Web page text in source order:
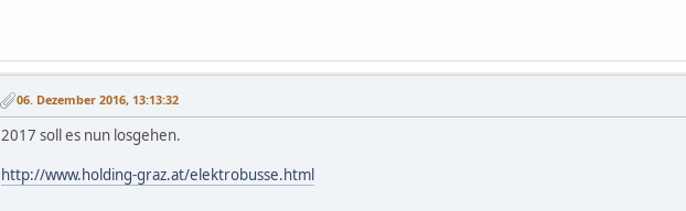
06. Dezember 2016, 13:13:32
2017 soll es nun losgehen.
http://www.holding-graz.at/elektrobusse.html